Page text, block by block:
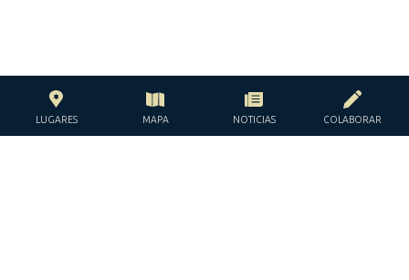
LUGARES MAPA NOTICIAS COLABORAR